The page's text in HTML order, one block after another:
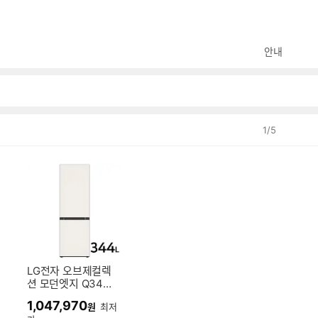
안내
1/5
LG전자 오브제컬렉
션 모던엣지 Q343
료)
1,047,970원 최저